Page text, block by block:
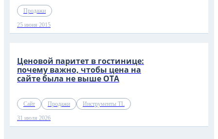
Продажи
25 июня 2015
Ценовой паритет в гостинице:
почему важно, чтобы цена на
сайте была не выше OTA
Сайт Продажи Инструменты TL
31 июля 2026